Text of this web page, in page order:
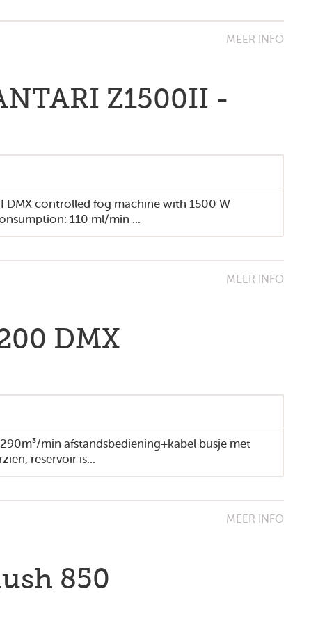
MEER INFO
Z1500II -
DMX controlled fog machine with 1500 W
110 ml/min ...
MEER INFO
DMX
min afstandsbediening+kabel busje met
reservoir is...
MEER INFO
850
Toegankelijkheidsverklaring
Over deze website
facebook